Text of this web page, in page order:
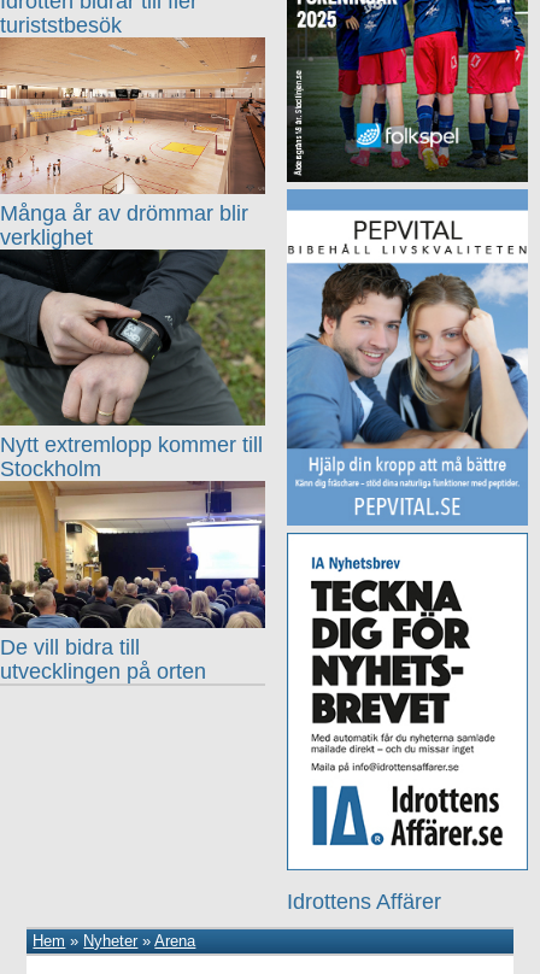
Idrottens Affärer
turiststbesök
Många år av drömmar blir
verklighet
Nytt extremlopp kommer till
Stockholm
De vill bidra till
utvecklingen på orten
Hem » Nyheter»Arena